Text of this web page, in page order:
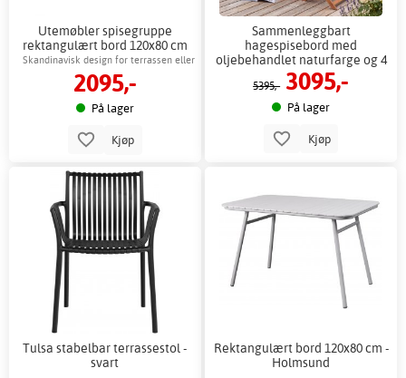
Utemøbler spisegruppe
rektangulært bord 120x80 cm
hvit - Holmsund
Skandinavisk design for terrassen eller
balkongen din
2095,-
På lager
Kjøp
Sammenleggbart
hagespisebord med
oljebehandlet naturfarge og 4
stoler - FSC-sertifisert +
Møbelpleie
5395,- 3095,-
På lager
Kjøp
Tulsa stabelbar terrassestol -
svart
Rektangulært bord 120x80 cm -
Holmsund